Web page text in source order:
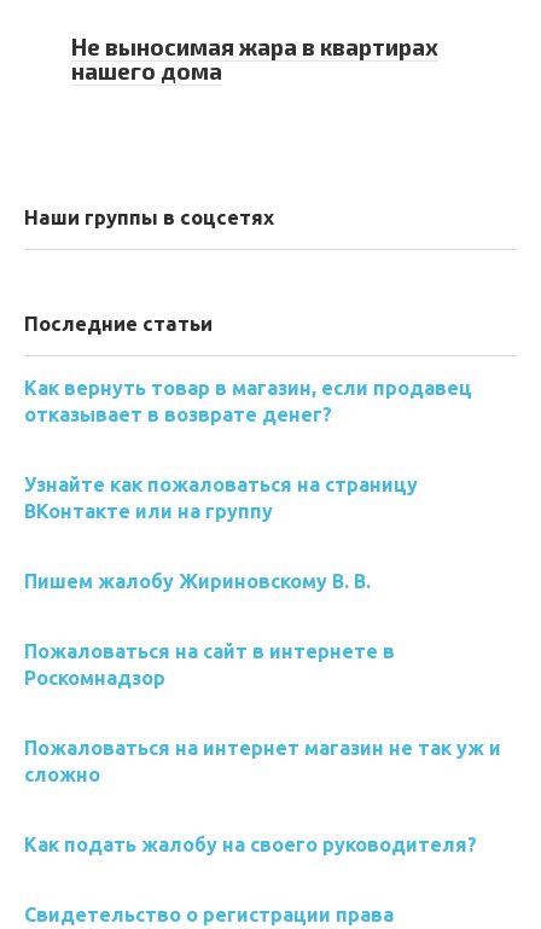
Не выносимая жара в квартирах
нашего дома
Наши группы в соцсетях
Последние статьи
Как вернуть товар в магазин, если продавец
отказывает в возврате денег?
Узнайте как пожаловаться на страницу
ВКонтакте или на группу
Пишем жалобу Жириновскому В. В.
Пожаловаться на сайт в интернете в
Роскомнадзор
Пожаловаться на интернет магазин не так уж и
сложно
Как подать жалобу на своего руководителя?
Свидетельство о регистрации права